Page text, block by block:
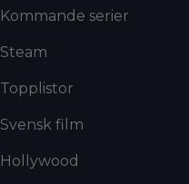
Kommande serier
Steam
Topplistor
Svensk film
Hollywood